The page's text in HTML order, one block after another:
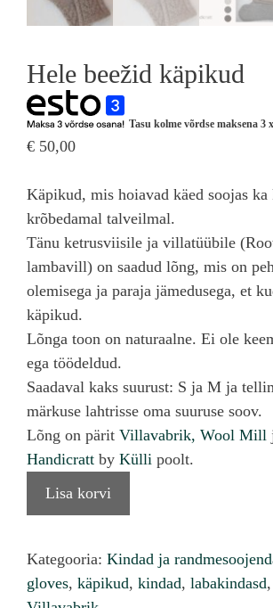
Hele beežid käpikud
Tasu kolme võrdse maksena 3 x
€ 50,00
Käpikud, mis hoiavad käed soojas ka
krõbedamal talveilmal.
Tänu ketrusviisile ja villatüübile
lambavill) on saadud lõng, mis on
olemisega ja paraja jämedusega, et
käpikud.
Lõnga toon on naturaalne. Ei ole
ega töödeldud.
Saadaval kaks suurust: S ja M ja
märkuse lahtrisse oma suuruse soov.
Lõng on pärit Villavabrik, Wool Mill
Handicratt by Külli poolt.
beežid
Lisa korvi
Kategooria: Kindad ja
gloves, käpikud, kindad, labakindasd,